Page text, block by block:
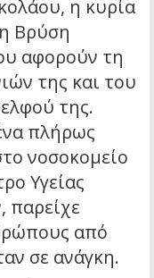
η κυρία
Βρύση
αφορούν τη
της και του
της.
πλήρως
νοσοκομείο
Υγείας
παρείχε
από
σε ανάγκη.